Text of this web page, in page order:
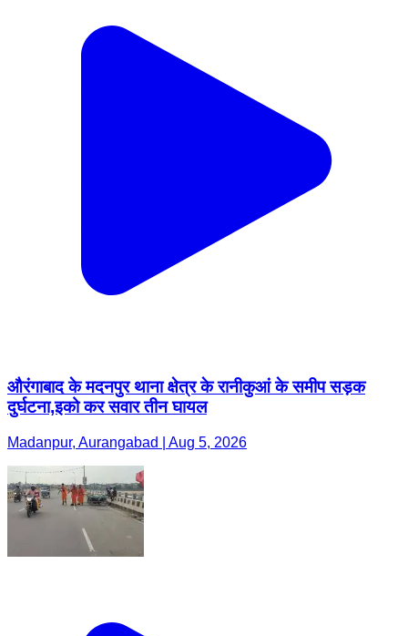
औरंगाबाद के मदनपुर थाना क्षेत्र के रानीकुआं के समीप सड़क
दुर्घटना,इको कर सवार तीन घायल
Madanpur, Aurangabad | Aug 5, 2026